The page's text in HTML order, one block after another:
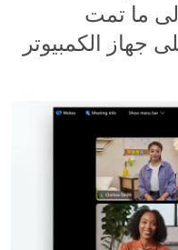
ما تمت
جهاز الكمبيوتر